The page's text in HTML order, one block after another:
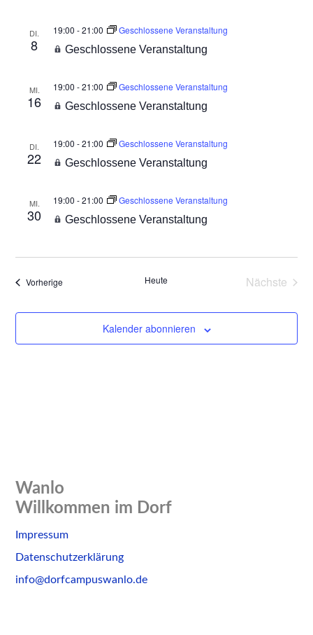
DI.
8 Geschlossene Veranstaltung
19:00-21:00 Geschlossene Veranstaltung
MI.
16 Geschlossene Veranstaltung
19:00-21:00 Geschlossene Veranstaltung
DI.
22 Geschlossene Veranstaltung
19:00-21:00 Geschlossene Veranstaltung
MI.
30 Geschlossene Veranstaltung
19:00-21:00 Geschlossene Veranstaltung
Vorherige Heute
Nächste
Kalender abonnieren
Wanlo
Willkommen im Dorf
Skip
to
Impressum
Datenschutzerklärung
info@dorfcampuswanlo.de